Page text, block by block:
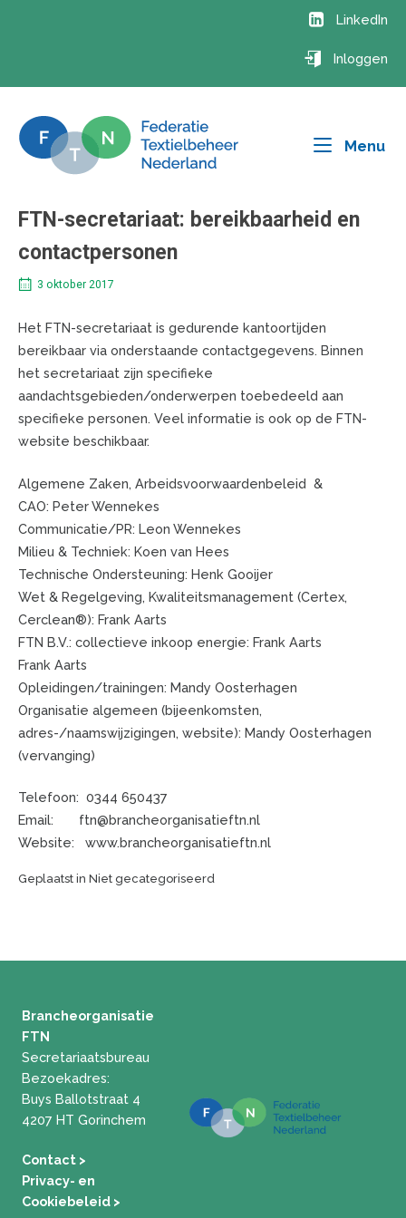
LinkedIn
Inloggen
Menu
FTN-secretariaat: bereikbaarheid en
contactpersonen
3 oktober 2017
Het FTN-secretariaat is gedurende kantoortijden
bereikbaar via onderstaande contactgegevens. Binnen
het secretariaat zijn specifieke
aandachtsgebieden/onderwerpen toebedeeld aan
specifieke personen. Veel informatie is ook op de FTN-
website beschikbaar.
Algemene Zaken, Arbeidsvoorwaardenbeleid &
CAO: Peter Wennekes
Communicatie/PR: Leon Wennekes
Milieu & Techniek: Koen van Hees
Technische Ondersteuning: Henk Gooijer
Wet & Regelgeving, Kwaliteitsmanagement (Certex,
Cerclean®): Frank Aarts
FTN B.V.: collectieve inkoop energie: Frank Aarts
Frank Aarts
Opleidingen/trainingen: Mandy Oosterhagen
Organisatie algemeen (bijeenkomsten,
adres-/naamswijzigingen, website): Mandy Oosterhagen
(vervanging)
Telefoon: 0344 650437
Email: ftn@brancheorganisatieftn.nl
Website: www.brancheorganisatieftn.nl
Geplaatst in Niet gecategoriseerd
Brancheorganisatie
FTN
Secretariaatsbureau
Bezoekadres:
Buys Ballotstraat 4
4207 HT Gorinchem
Contact >
Privacy- en
Cookiebeleid >